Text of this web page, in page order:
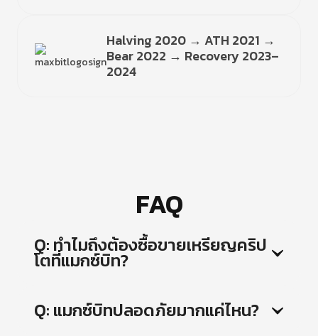
Halving 2020 → ATH 2021 →
Bear 2022 → Recovery 2023–
2024
FAQ
Q: ทำไมถึงต้องซื้อขายเหรียญคริป
โตที่แมกซ์บิท?
Q: แมกซ์บิทปลอดภัยมากแค่ไหน?